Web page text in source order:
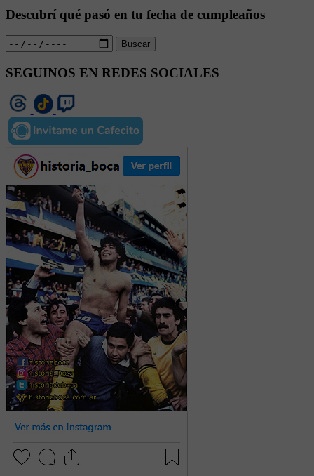
Descubrí qué pasó en tu fecha de cumpleaños
Buscar
SEGUINOS EN REDES SOCIALES